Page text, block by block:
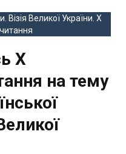
Візія Великої України. Х
Х
на тему